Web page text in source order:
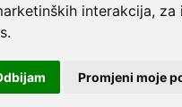
interakcija, za
.
Promjeni moje